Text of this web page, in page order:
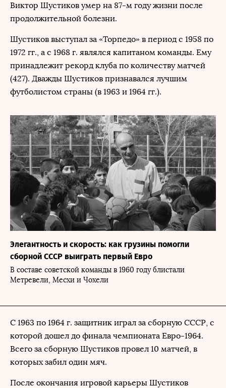
Виктор Шустиков умер на 87-м году жизни после
продолжительной болезни.
Шустиков выступал за «Торпедо» в период с 1958 по
1972 гг., а с 1968 г. являлся капитаном команды. Ему
принадлежит рекорд клуба по количеству матчей
(427). Дважды Шустиков признавался лучшим
футболистом страны (в 1963 и 1964 гг.).
Элегантность и скорость: как грузины помогли
сборной СССР выиграть первый Евро
В составе советской команды в 1960 году блистали
Метревели, Месхи и Чохели
С 1963 по 1964 г. защитник играл за сборную СССР, с
которой дошел до финала чемпионата Евро-1964.
Всего за сборную Шустиков провел 10 матчей, в
которых забил один мяч.
После окончания игровой карьеры Шустиков